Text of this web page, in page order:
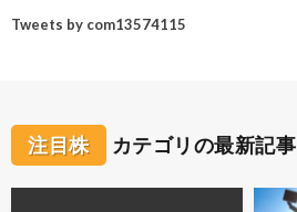
Tweets by com13574115
注目株 カテゴリの最新記事